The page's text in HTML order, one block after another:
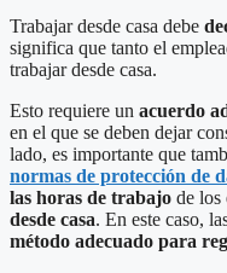
Trabajar desde casa debe
significa que tanto el
trabajar desde casa.
Esto requiere un acuerdo
en el que se deben dejar
lado, es importante que
normas de protección de
las horas de trabajo de los
desde casa. En este caso,
método adecuado para